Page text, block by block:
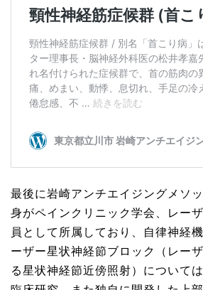
最後に岩崎アンチエイジングメソ
身がペインクリニック学会、レー
員として所属しており、自律神経
ーザー星状神経節ブロック（レー
る星状神経節近傍照射）について